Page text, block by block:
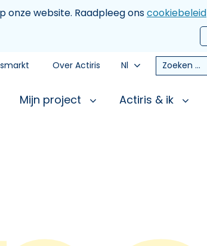
website. Raadpleeg onscookiebeleid
Over Actiris Nl Zoeken
Mijn project Actiris & ik